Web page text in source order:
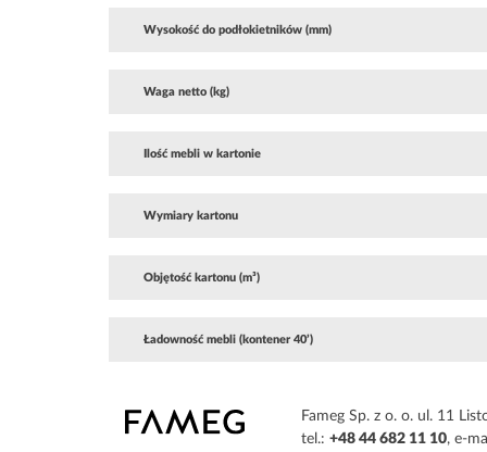
Wysokość do podłokietników (mm)
Waga netto (kg)
Ilość mebli w kartonie
Wymiary kartonu
Objętość kartonu (m³)
Ładowność mebli (kontener 40’)
Fameg Sp. z o. o. ul. 11
tel.: +48 44 682 11 10, e-